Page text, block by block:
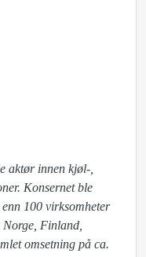
aktør innen kjøl-,
Konsernet ble
100 virksomheter
Finland,
omsetning på ca.